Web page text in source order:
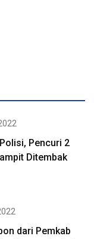
Pencuri 2
Ditembak
dari Pemkab